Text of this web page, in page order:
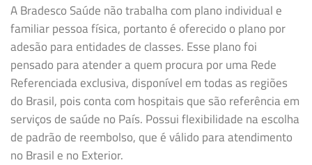
A Bradesco Saúde não trabalha com plano individual e
familiar pessoa física, portanto é oferecido o plano por
adesão para entidades de classes. Esse plano foi
pensado para atender a quem procura por uma Rede
Referenciada exclusiva, disponível em todas as regiões
do Brasil, pois conta com hospitais que são referência em
serviços de saúde no País. Possui flexibilidade na escolha
de padrão de reembolso, que é válido para atendimento
no Brasil e no Exterior.